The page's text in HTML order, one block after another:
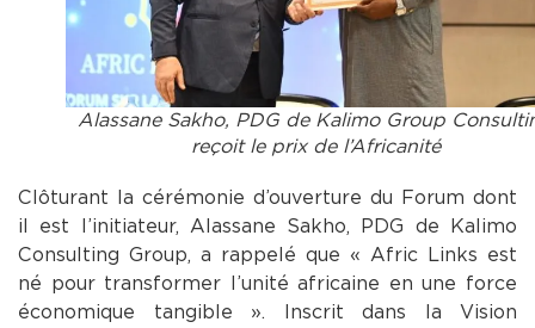
Alassane Sakho, PDG de Kalimo Group
reçoit le prix de l’Africanité
Clôturant la cérémonie d’ouverture du Forum dont
il est l’initiateur, Alassane Sakho, PDG de Kalimo
Consulting Group, a rappelé que « Afric Links est
né pour transformer l’unité africaine en une force
économique tangible ». Inscrit dans la Vision